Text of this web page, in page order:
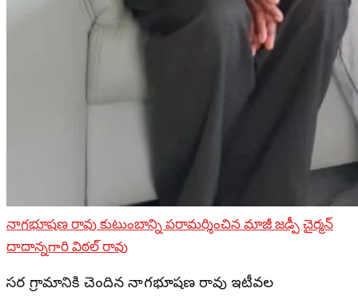
నాగభూషణ రావు కుటుంబాన్ని పరామర్శించిన మాజీ జడ్పీ చైర్మన్
దాదాన్నగారి విఠల్ రావు
బాసర గ్రామానికి చెందిన నాగభూషణ రావు ఇటీవల